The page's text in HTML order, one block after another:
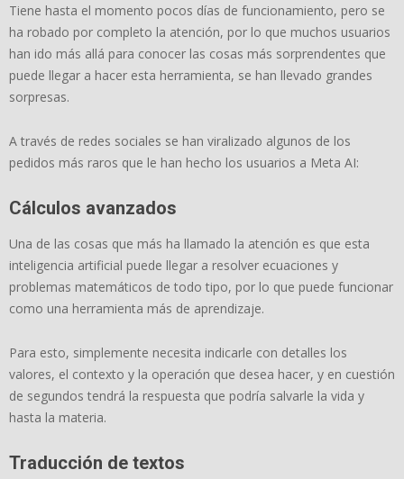
Tiene hasta el momento pocos días de funcionamiento, pero se
ha robado por completo la atención, por lo que muchos usuarios
han ido más allá para conocer las cosas más sorprendentes que
puede llegar a hacer esta herramienta, se han llevado grandes
sorpresas.
A través de redes sociales se han viralizado algunos de los
pedidos más raros que le han hecho los usuarios a Meta AI:
Cálculos avanzados
Una de las cosas que más ha llamado la atención es que esta
inteligencia artificial puede llegar a resolver ecuaciones y
problemas matemáticos de todo tipo, por lo que puede funcionar
como una herramienta más de aprendizaje.
Para esto, simplemente necesita indicarle con detalles los
valores, el contexto y la operación que desea hacer, y en cuestión
de segundos tendrá la respuesta que podría salvarle la vida y
hasta la materia.
Traducción de textos